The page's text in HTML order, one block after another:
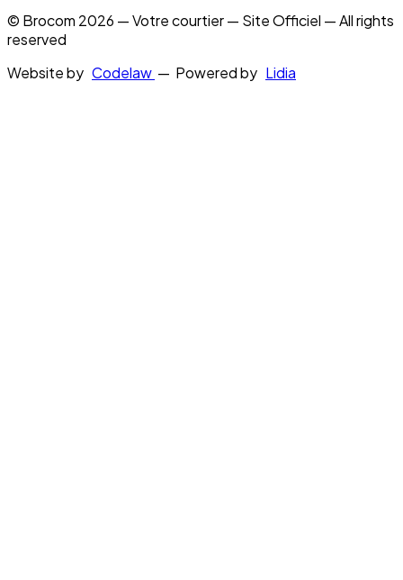
© Brocom 2026 — Votre courtier — Site Officiel — All rights
reserved
Website by Codelaw — Powered by Lidia